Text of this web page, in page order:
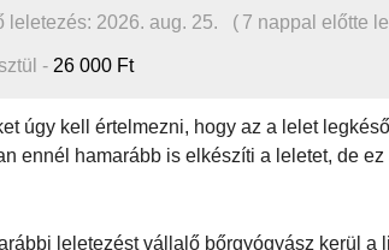
2026. aug. 25. ( 7 nappal előtte
- 26 000 Ft
úgy kell értelmezni, hogy az a lelet
ennél hamarább is elkészíti a leletet, de
leletezést vállalő bőrgyógyász kerül a